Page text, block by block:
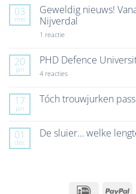
03
mei
Geweldig nieuws!
Nijverdal
1 reactieop
Vanaf
7
mei
up
store
20
jan
PHD Defence
4 reactiesop
University
17
jan
Tóch trouwjurken
Tóch
01
dec
De sluier… welke
IDeal